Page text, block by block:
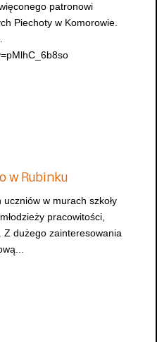
patronowi
Piechoty w Komorowie.
w Rubinku
w murach szkoły
pracowitości,
dużego zainteresowania